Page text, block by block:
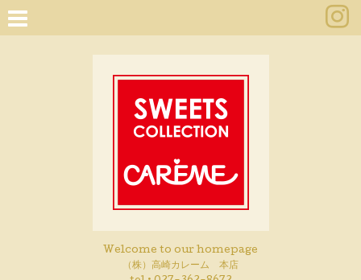
Welcome to our homepage
（株）高崎カレーム 本店